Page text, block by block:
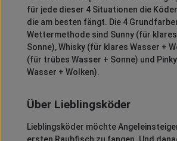
für jede dieser 4 Situationen die
die am besten fängt. Die 4
Wettermethode sind Sunny (für
Sonne), Whisky (für klares Wasser +
(für trübes Wasser + Sonne) und
Wasser + Wolken).
Über Lieblingsköder
Lieblingsköder möchte